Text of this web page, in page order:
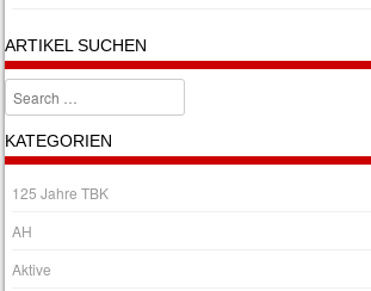
ARTIKEL SUCHEN
Search
KATEGORIEN
125 Jahre TBK
AH
Aktive